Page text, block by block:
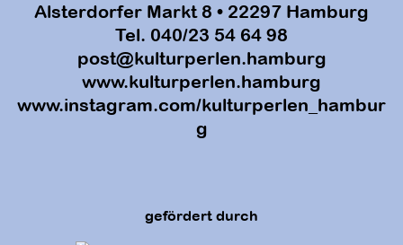
Alsterdorfer Markt 8 • 22297 Hamburg
Tel. 040/23 54 64 98
post@kulturperlen.hamburg
www.kulturperlen.hamburg
www.instagram.com/kulturperlen_hambur
g
gefördert durch